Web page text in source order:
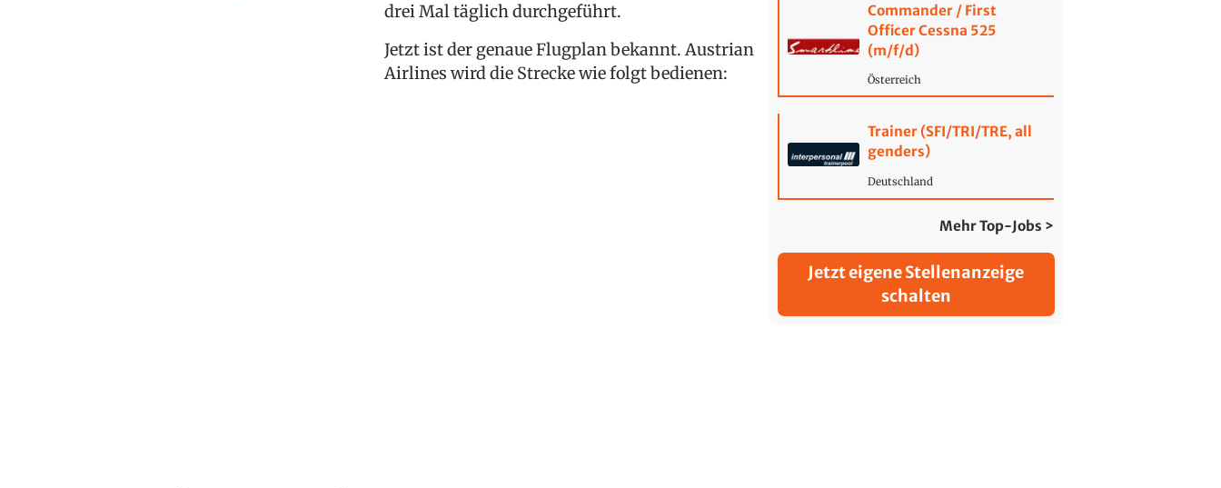
drei Mal täglich durchgeführt.
Jetzt ist der genaue Flugplan bekannt. Austrian
Airlines wird die Strecke wie folgt bedienen:
Commander / First
Officer Cessna 525
(m/f/d)
Österreich
Trainer (SFI/TRI/TRE, all
genders)
Deutschland
Mehr Top-Jobs >
Jetzt eigene Stellenanzeige
schalten